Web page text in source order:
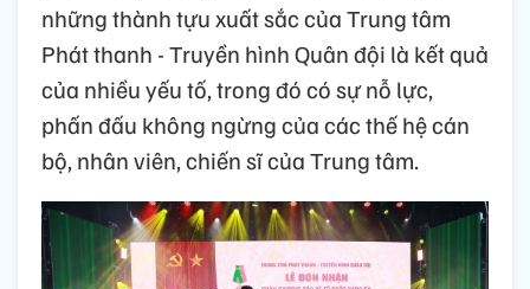
những thành tựu xuất sắc của Trung tâm
Phát thanh - Truyền hình Quân đội là kết quả
của nhiều yếu tố, trong đó có sự nỗ lực,
phấn đấu không ngừng của các thế hệ cán
bộ, nhân viên, chiến sĩ của Trung tâm.